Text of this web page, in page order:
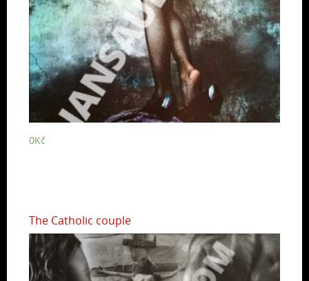
0Kč
The Catholic couple